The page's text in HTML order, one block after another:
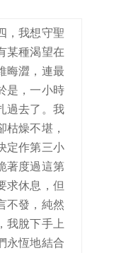
，我想守聖
某種渴望在
晦澀，連最
是，一小時
過去了。我
燥不堪，
定作第三小
著度過這第
求休息，但
不發，純然
我脫下手上
永恆地結合